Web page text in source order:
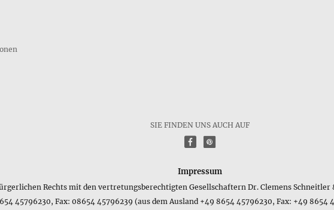
SIE FINDEN UNS AUCH AUF
f P
Impressum
Rechts mit den vertretungsberechtigten Gesellschaftern Dr. Clemens
45796230, Fax: 08654 45796239 (aus dem Ausland +49 8654 45796230, Fax: +49 8654